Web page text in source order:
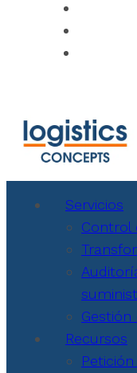
Servicios
Control
Recursos